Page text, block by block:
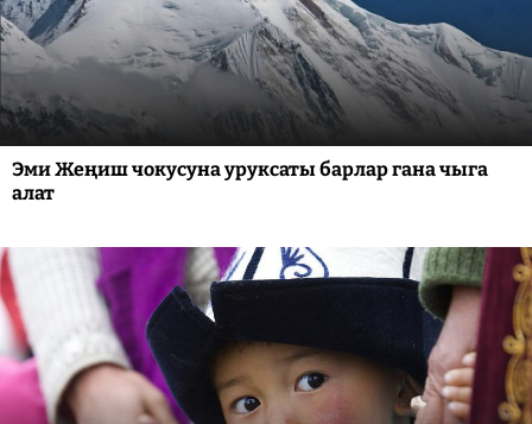
Эми Жеңиш чокусуна уруксаты барлар гана чыга
алат